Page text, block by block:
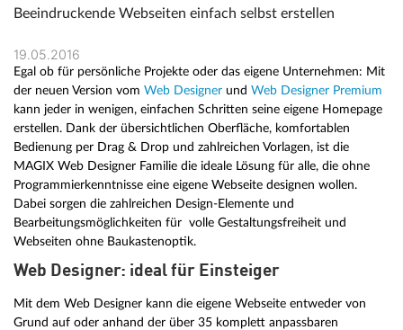
Beeindruckende Webseiten einfach selbst erstellen
19.05.2016
Egal ob für persönliche Projekte oder das eigene Unternehmen: Mit
der neuen Version vom Web Designer und Web Designer Premium
kann jeder in wenigen, einfachen Schritten seine eigene Homepage
erstellen. Dank der übersichtlichen Oberfläche, komfortablen
Bedienung per Drag & Drop und zahlreichen Vorlagen, ist die
MAGIX Web Designer Familie die ideale Lösung für alle, die ohne
Programmierkenntnisse eine eigene Webseite designen wollen.
Dabei sorgen die zahlreichen Design-Elemente und
Bearbeitungsmöglichkeiten für volle Gestaltungsfreiheit und
Webseiten ohne Baukastenoptik.
Web Designer: ideal für Einsteiger
Mit dem Web Designer kann die eigene Webseite entweder von
Grund auf oder anhand der über 35 komplett anpassbaren